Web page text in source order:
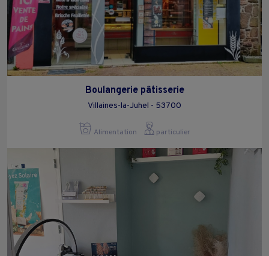
Boulangerie pâtisserie
Villaines-la-Juhel - 53700
Alimentation particulier